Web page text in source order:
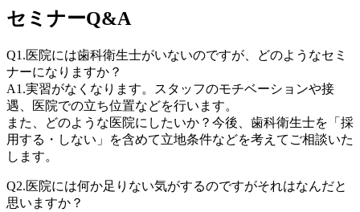
セミナーQ&A
Q1.医院には歯科衛生士がいないのですが、どのようなセミ
ナーになりますか？
A1.実習がなくなります。スタッフのモチベーションや接
遇、医院での立ち位置などを行います。
また、どのような医院にしたいか？今後、歯科衛生士を「採
用する・しない」を含めて立地条件などを考えてご相談いた
します。
Q2.医院には何か足りない気がするのですがそれはなんだと
思いますか？